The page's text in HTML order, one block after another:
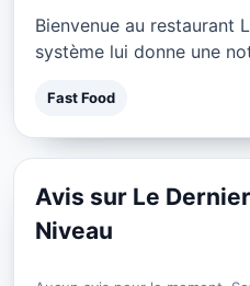
★ 5/5
Bienvenue au restaurant
système lui donne une
Fast Food
Avis sur Le Dernier
Niveau